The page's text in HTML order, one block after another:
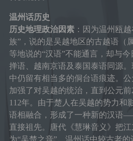
温州话历史
历史地理政治因素：因为温州瓯
族”，说的是吴越地区的古越语（
等地说的“汉语”不能通言，却与
掸语、越南京语及泰国泰语同源
中仍留有相当多的侗台语痕迹。公
加强了对吴越的统治，直到公元
112年。由于楚人在吴越的势力和
语相融合，形成了一种新的汉语
直接祖先。唐代《慧琳音义》把